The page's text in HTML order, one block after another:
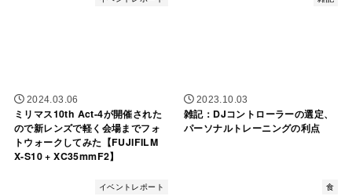
2024.03.06
ミリマス10th Act-4が開催された
ので新レンズで軽く会場までフォ
トウォークしてみた【FUJIFILM
X-S10 + XC35mmF2】
2023.10.03
雑記：DJコントローラーの選定、
パーソナルトレーニングの利点
イベントレポート 食